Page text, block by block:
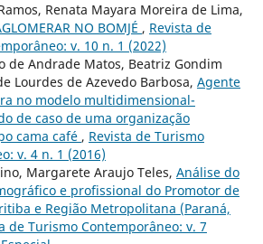
Renata Mayara Moreira de Lima,
NO BOMJÉ , Revista de
v. 10 n. 1 (2022)
de Andrade Matos, Beatriz Gondim
Lourdes de Azevedo Barbosa, Agente
no modelo multidimensional-
de caso de uma organização
cama café , Revista de Turismo
v. 4 n. 1 (2016)
Margarete Araujo Teles, Análise do
e profissional do Promotor de
e Região Metropolitana (Paraná,
de Turismo Contemporâneo: v. 7